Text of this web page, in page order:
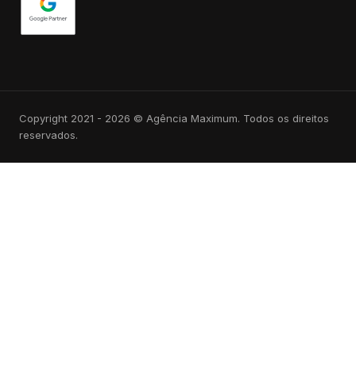
Copyright 2021 - 2026 © Agência Maximum. Todos os direitos
reservados.